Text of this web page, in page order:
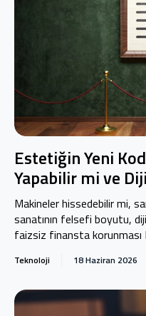
Estetiğin Yeni
Yapabilir mi ve
Geleceği
Makineler hissedebilir mi,
sanatının felsefi boyutu,
faizsiz finansta
Teknoloji 18 Haziran 2026